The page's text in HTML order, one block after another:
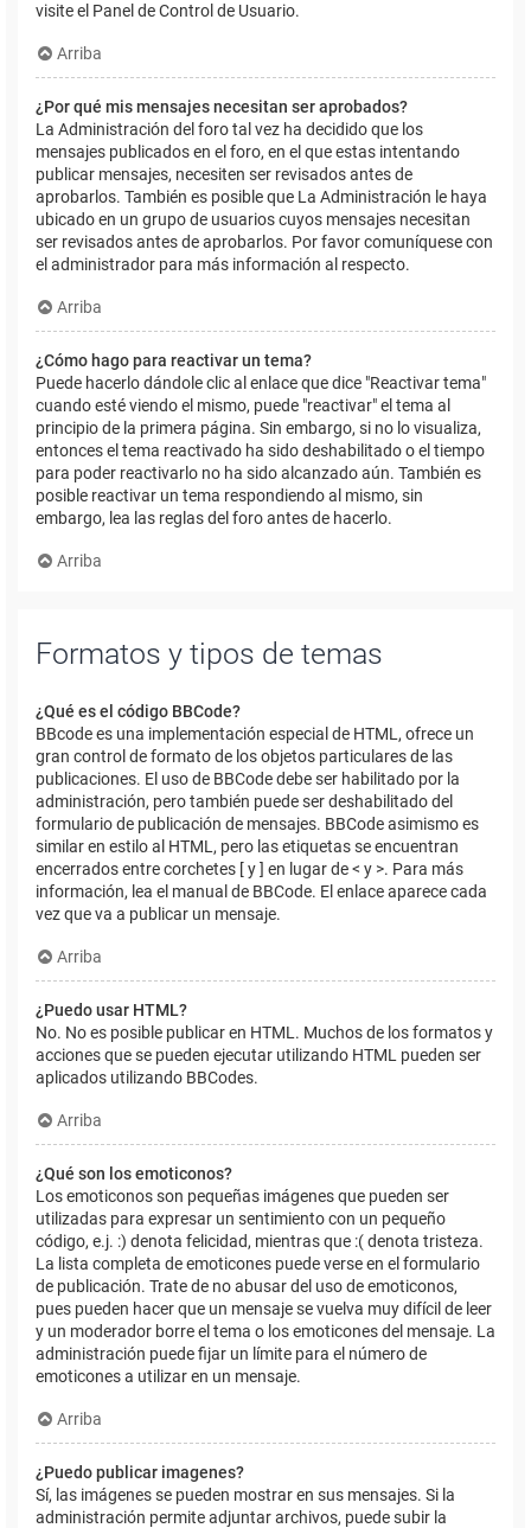
visite el Panel de Control de Usuario.
Arriba
¿Por qué mis mensajes necesitan ser aprobados?
La Administración del foro tal vez ha decidido que los
mensajes publicados en el foro, en el que estas intentando
publicar mensajes, necesiten ser revisados antes de
aprobarlos. También es posible que La Administración le haya
ubicado en un grupo de usuarios cuyos mensajes necesitan
ser revisados antes de aprobarlos. Por favor comuníquese con
el administrador para más información al respecto.
Arriba
¿Cómo hago para reactivar un tema?
Puede hacerlo dándole clic al enlace que dice "Reactivar tema"
cuando esté viendo el mismo, puede "reactivar" el tema al
principio de la primera página. Sin embargo, si no lo visualiza,
entonces el tema reactivado ha sido deshabilitado o el tiempo
para poder reactivarlo no ha sido alcanzado aún. También es
posible reactivar un tema respondiendo al mismo, sin
embargo, lea las reglas del foro antes de hacerlo.
Arriba
Formatos y tipos de temas
¿Qué es el código BBCode?
BBcode es una implementación especial de HTML, ofrece un
gran control de formato de los objetos particulares de las
publicaciones. El uso de BBCode debe ser habilitado por la
administración, pero también puede ser deshabilitado del
formulario de publicación de mensajes. BBCode asimismo es
similar en estilo al HTML, pero las etiquetas se encuentran
encerrados entre corchetes [ y ] en lugar de < y >. Para más
información, lea el manual de BBCode. El enlace aparece cada
vez que va a publicar un mensaje.
Arriba
¿Puedo usar HTML?
No. No es posible publicar en HTML. Muchos de los formatos y
acciones que se pueden ejecutar utilizando HTML pueden ser
aplicados utilizando BBCodes.
Arriba
¿Qué son los emoticonos?
Los emoticonos son pequeñas imágenes que pueden ser
utilizadas para expresar un sentimiento con un pequeño
código, e.j. :) denota felicidad, mientras que :( denota tristeza.
La lista completa de emoticones puede verse en el formulario
de publicación. Trate de no abusar del uso de emoticonos,
pues pueden hacer que un mensaje se vuelva muy difícil de leer
y un moderador borre el tema o los emoticones del mensaje. La
administración puede fijar un límite para el número de
emoticones a utilizar en un mensaje.
Arriba
¿Puedo publicar imagenes?
Sí, las imágenes se pueden mostrar en sus mensajes. Si la
administración permite adjuntar archivos, puede subir la